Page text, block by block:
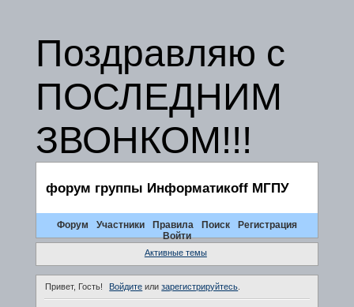
Поздравляю с
ПОСЛЕДНИМ
ЗВОНКОМ!!!
форум группы Информатикоff МГПУ
Форум Участники Правила Поиск
Регистрация
Войти
Активные темы
Привет, Гость! Войдите илизарегистрируйтесь.